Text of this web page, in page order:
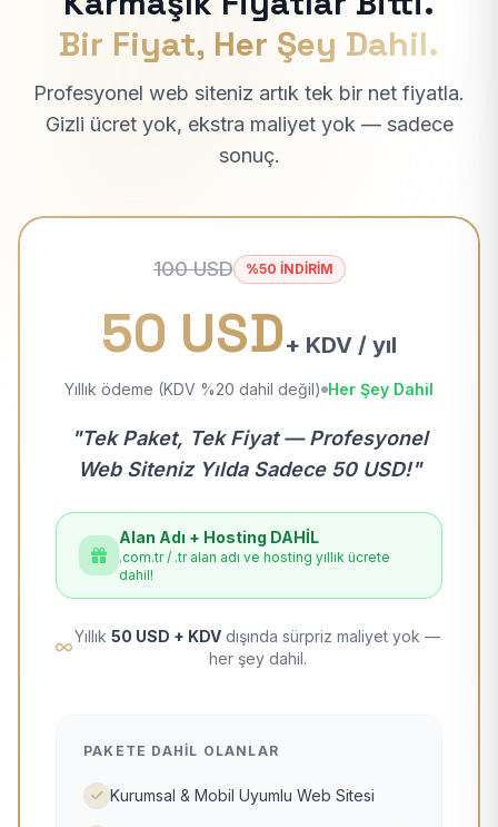
Bir Fiyat, Her Şey Dahil.
Profesyonel web siteniz artık tek bir net fiyatla.
Gizli ücret yok, ekstra maliyet yok — sadece
sonuç.
100 USD %50 İNDİRİM
50 USD+ KDV / yıl
Yıllık ödeme (KDV %20 dahil değil) Her Şey Dahil
"Tek Paket, Tek Fiyat — Profesyonel
Web Siteniz Yılda Sadece 50 USD!"
Alan Adı + Hosting DAHİL
.com.tr / .tr alan adı ve hosting yıllık ücrete
dahil!
Yıllık 50 USD + KDV dışında sürpriz maliyet yok —
her şey dahil.
PAKETE DAHIL OLANLAR
Kurumsal & Mobil Uyumlu Web Sitesi